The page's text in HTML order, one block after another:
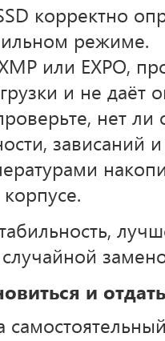
корректно
режиме.
или EXPO,
и не даёт
нет
зависаний
и